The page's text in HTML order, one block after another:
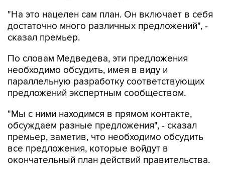
"На это нацелен сам план. Он включает в себя
достаточно много различных предложений", -
сказал премьер.
По словам Медведева, эти предложения
необходимо обсудить, имея в виду и
параллельную разработку соответствующих
предложений экспертным сообществом.
"Мы с ними находимся в прямом контакте,
обсуждаем разные предложения", - сказал
премьер, заметив, что необходимо обсудить
все предложения, которые войдут в
окончательный план действий правительства.